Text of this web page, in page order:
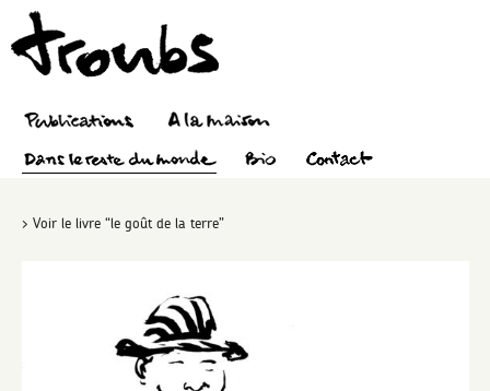
> Voir le livre “le goût de la terre”